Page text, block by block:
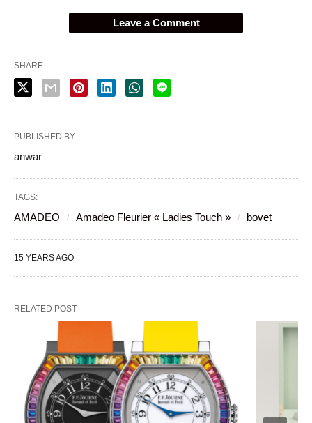
Leave a Comment
SHARE
PUBLISHED BY
anwar
TAGS:
AMADEO Amadeo Fleurier « Ladies Touch » bovet
15 YEARS AGO
RELATED POST